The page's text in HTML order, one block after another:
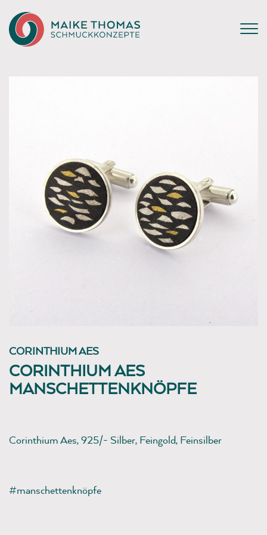
CORINTHIUM AES
CORINTHIUM AES
MANSCHETTENKNÖPFE
Corinthium Aes, 925/- Silber, Feingold, Feinsilber
#manschettenknöpfe